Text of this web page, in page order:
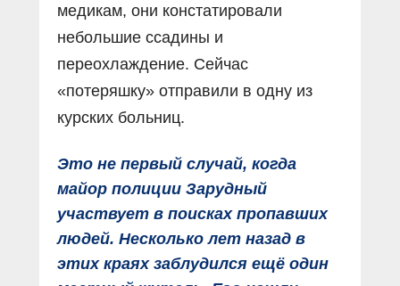
медикам, они констатировали
небольшие ссадины и
переохлаждение. Сейчас
«потеряшку» отправили в одну из
курских больниц.
Это не первый случай, когда
майор полиции Зарудный
участвует в поисках пропавших
людей. Несколько лет назад в
этих краях заблудился ещё один